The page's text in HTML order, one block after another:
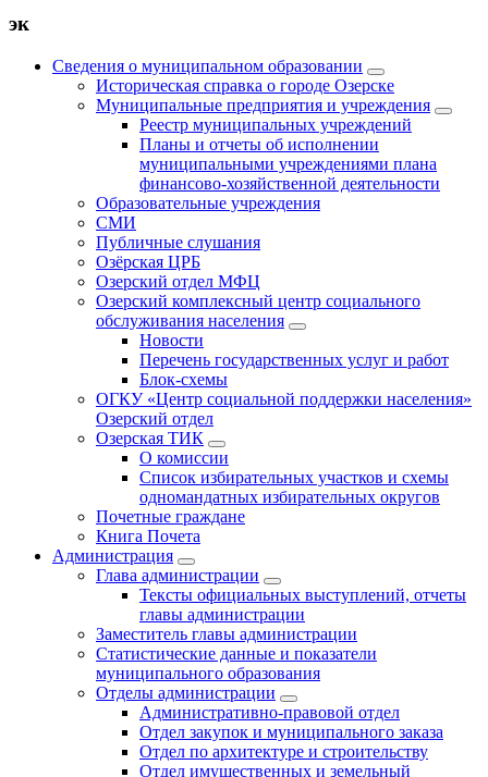
эк
Сведения о муниципальном образовании
Историческая справка о городе Озерске
Муниципальные предприятия и учреждения
Реестр муниципальных учреждений
Планы и отчеты об исполнении
муниципальными учреждениями плана
финансово-хозяйственной деятельности
Образовательные учреждения
СМИ
Публичные слушания
Озёрская ЦРБ
Озерский отдел МФЦ
Озерский комплексный центр социального
обслуживания населения
Новости
Перечень государственных услуг и работ
Блок-схемы
ОГКУ «Центр социальной поддержки населения»
Озерский отдел
Озерская ТИК
О комиссии
Список избирательных участков и схемы
одномандатных избирательных округов
Почетные граждане
Книга Почета
Администрация
Глава администрации
Тексты официальных выступлений, отчеты
главы администрации
Заместитель главы администрации
Статистические данные и показатели
муниципального образования
Отделы администрации
Административно-правовой отдел
Отдел закупок и муниципального заказа
Отдел по архитектуре и строительству
Отдел имущественных и земельный